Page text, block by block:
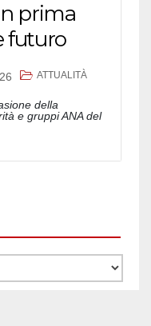
prima
futuro
ATTUALITÀ
della
e gruppi ANA del